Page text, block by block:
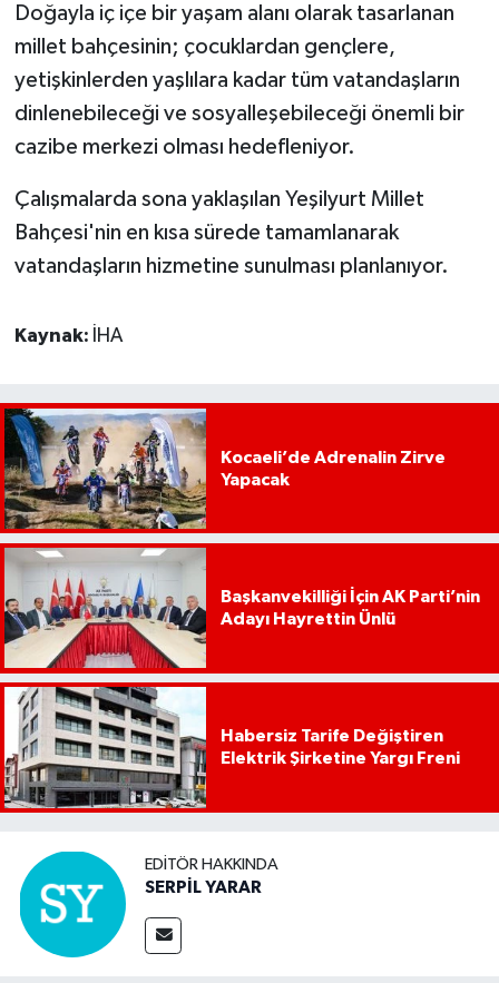
Doğayla iç içe bir yaşam alanı olarak tasarlanan
millet bahçesinin; çocuklardan gençlere,
yetişkinlerden yaşlılara kadar tüm vatandaşların
dinlenebileceği ve sosyalleşebileceği önemli bir
cazibe merkezi olması hedefleniyor.
Çalışmalarda sona yaklaşılan Yeşilyurt Millet
Bahçesi'nin en kısa sürede tamamlanarak
vatandaşların hizmetine sunulması planlanıyor.
Kaynak: İHA
Kocaeli’de Adrenalin Zirve
Yapacak
Başkanvekilliği İçin AK Parti’nin
Adayı Hayrettin Ünlü
Habersiz Tarife Değiştiren
Elektrik Şirketine Yargı Freni
EDITÖR HAKKINDA
SERPİL YARAR